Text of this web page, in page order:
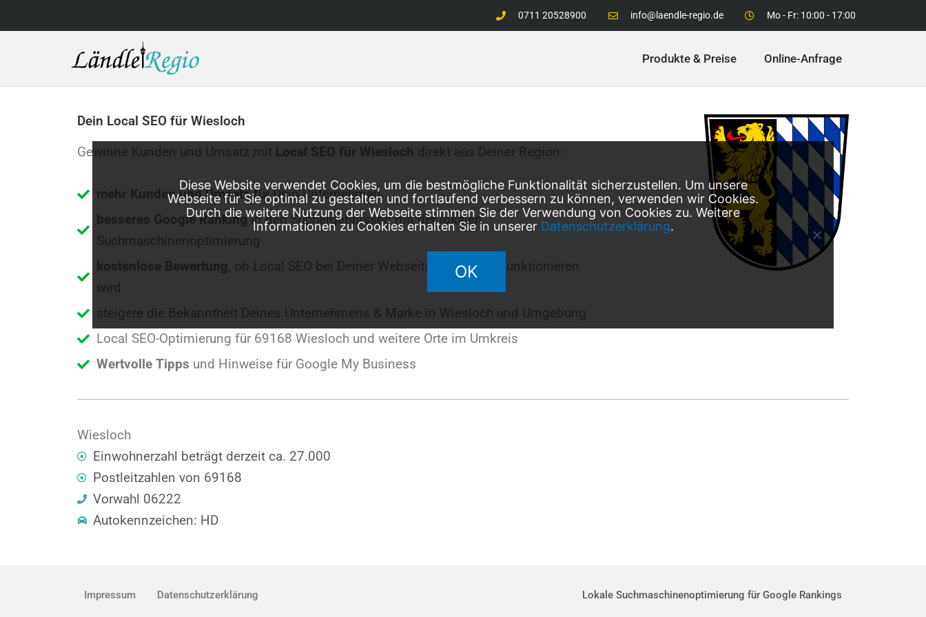
to
0711 20528900 info@laendle-regio.de Mo - Fr: 10:00 - 17:00
Produkte & Preise Online-Anfrage
Dein Local SEO für Wiesloch
Gewinne Kunden und Umsatz mit Local SEO für Wiesloch direkt aus Deiner Region:
mehr Kunden und Umsatzfür Dein Unternehmen
besseres Google Rankingin den Suchergebnissen mit der lokalen
Suchmaschinenoptimierung
kostenlose Bewertung , ob Local SEO bei Deiner Webseite erfolgreich funktionieren
wird
steigere die Bekanntheit Deines Unternehmens & Marke in Wiesloch und Umgebung
Local SEO-Optimierung für 69168 Wiesloch und weitere Orte im Umkreis
Wertvolle Tipps und Hinweise für Google My Business
Wiesloch
Einwohnerzahl beträgt derzeit ca. 27.000
Postleitzahlen von 69168
Vorwahl 06222
Autokennzeichen: HD
Impressum Datenschutzerklärung Lokale Suchmaschinenoptimierung für Google Rankings
Diese Website verwendet Cookies, um die bestmögliche Funktionalität sicherzustellen. Um unsere
Webseite für Sie optimal zu gestalten und fortlaufend verbessern zu können, verwenden wir Cookies.
Durch die weitere Nutzung der Webseite stimmen Sie der Verwendung von Cookies zu. Weitere
Informationen zu Cookies erhalten Sie in unserer Datenschutzerklärung.
OK